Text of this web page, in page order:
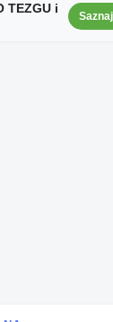
TEZGU i